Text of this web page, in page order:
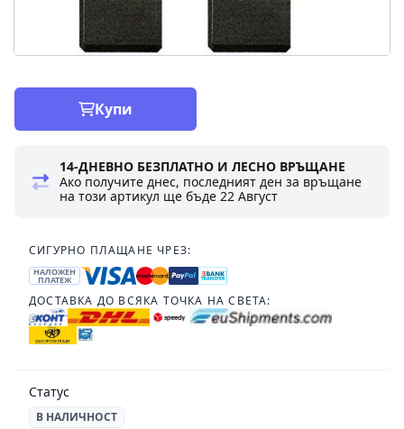
Купи
14-ДНЕВНО БЕЗПЛАТНО И ЛЕСНО ВРЪЩАНЕ
Ако получите днес, последният ден за връщане
на този артикул ще бъде22 Август
СИГУРНО ПЛАЩАНЕ ЧРЕЗ:
НАЛОЖЕН
ПЛАТЕЖ
ДОСТАВКА ДО ВСЯКА ТОЧКА НА СВЕТА:
Статус
В НАЛИЧНОСТ